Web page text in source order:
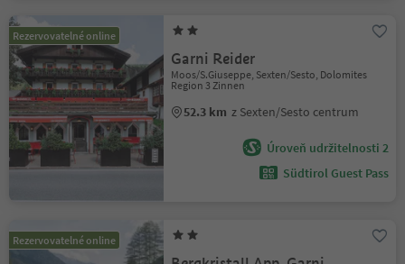
Rezervovatelné online
Garni Reider
Moos/S.Giuseppe, Sexten/Sesto, Dolomites
Region 3 Zinnen
52.3 km z Sexten/Sesto centrum
Úroveň udržitelnosti 2
Südtirol Guest Pass
Rezervovatelné online